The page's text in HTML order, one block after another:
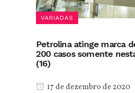
VARIADAS
Petrolina atinge marca
200 casos somente
(16)
17 de dezembro de 2020